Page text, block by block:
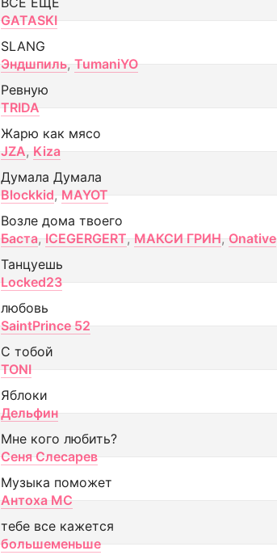
GATASKI
SLANG
Эндшпиль, TumaniYO
Ревную
TRIDA
Жарю как мясо
JZA, Kiza
Думала Думала
Blockkid, MAYOT
Возле дома твоего
Баста, ICEGERGERT, МАКСИ ГРИН, Onative
Танцуешь
Locked23
любовь
SaintPrince 52
С тобой
TONI
Яблоки
Дельфин
Мне кого любить?
Сеня Слесарев
Музыка поможет
Антоха МС
тебе все кажется
большеменьше